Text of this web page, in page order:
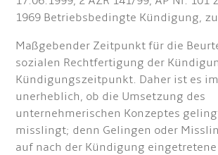
1969 Betriebsbedingte Kündigung,
Maßgebender Zeitpunkt für die
sozialen Rechtfertigung der
Kündigungszeitpunkt. Daher ist es
unerheblich, ob die Umsetzung des
unternehmerischen Konzeptes
misslingt; denn Gelingen oder
auf nach der Kündigung